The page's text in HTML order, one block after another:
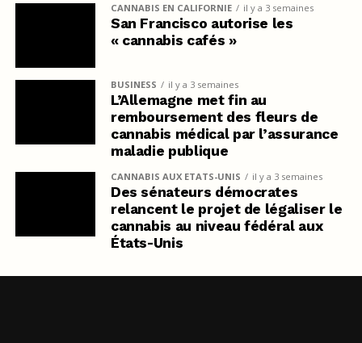
CANNABIS EN CALIFORNIE il y a 3 semaines
San Francisco autorise les
« cannabis cafés »
BUSINESS il y a 3 semaines
L’Allemagne met fin au
remboursement des fleurs de
cannabis médical par l’assurance
maladie publique
CANNABIS AUX ETATS-UNIS il y a 3 semaines
Des sénateurs démocrates
relancent le projet de légaliser le
cannabis au niveau fédéral aux
États-Unis